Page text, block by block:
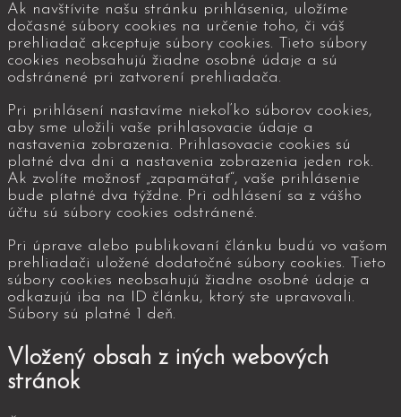
Ak navštívite našu stránku prihlásenia, uložíme
dočasné súbory cookies na určenie toho, či váš
prehliadač akceptuje súbory cookies. Tieto súbory
cookies neobsahujú žiadne osobné údaje a sú
odstránené pri zatvorení prehliadača.
Pri prihlásení nastavíme niekoľko súborov cookies,
aby sme uložili vaše prihlasovacie údaje a
nastavenia zobrazenia. Prihlasovacie cookies sú
platné dva dni a nastavenia zobrazenia jeden rok.
Ak zvolíte možnosť „zapamätať“, vaše prihlásenie
bude platné dva týždne. Pri odhlásení sa z vášho
účtu sú súbory cookies odstránené.
Pri úprave alebo publikovaní článku budú vo vašom
prehliadači uložené dodatočné súbory cookies. Tieto
súbory cookies neobsahujú žiadne osobné údaje a
odkazujú iba na ID článku, ktorý ste upravovali.
Súbory sú platné 1 deň.
Vložený obsah z iných webových
stránok